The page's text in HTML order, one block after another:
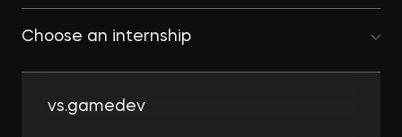
Choose an internship
vs.gamedev